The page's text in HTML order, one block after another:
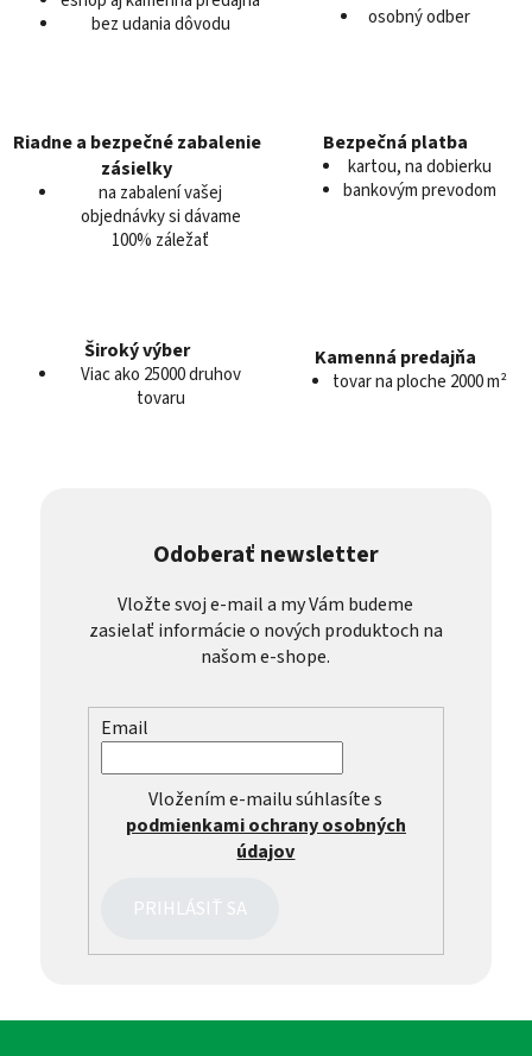
bez udania dôvodu
osobný odber
Riadne a bezpečné zabalenie
zásielky
na zabalení vašej
objednávky si dávame
100% záležať
Bezpečná platba
kartou, na dobierku
bankovým prevodom
Široký výber
Viac ako 25000 druhov
tovaru
Kamenná predajňa
tovar na ploche 2000 m²
Odoberať newsletter
Vložte svoj e-mail a my Vám budeme
zasielať informácie o nových produktoch na
našom e-shope.
Email
Vložením e-mailu súhlasíte s
podmienkami ochrany osobných
údajov
PRIHLÁSIŤ SA
Z